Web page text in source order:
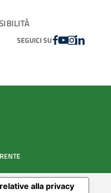
SEGUICI SUFACEBOOK
YOUTUBE
INSTAGRAM
LINKEDIN
alla privacy